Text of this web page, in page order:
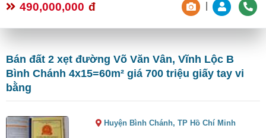
490,000,000 đ
Bán đất 2 xẹt đường Võ Văn Vân, Vĩnh Lộc B
Bình Chánh 4x15=60m² giá 700 triệu giấy tay vi
bằng
Huyện Bình Chánh,TP Hồ Chí Minh